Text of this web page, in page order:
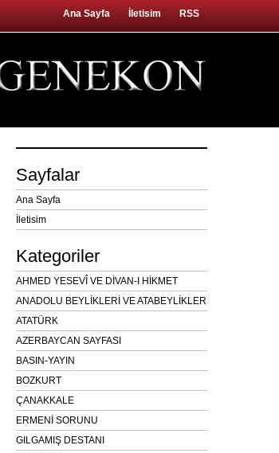
Ana Sayfa İletisim RSS
Sayfalar
Ana Sayfa
İletisim
Kategoriler
AHMED YESEVÎ VE DİVAN-I HİKMET
ANADOLU BEYLİKLERİ VE ATABEYLİKLER
ATATÜRK
AZERBAYCAN SAYFASI
BASIN-YAYIN
BOZKURT
ÇANAKKALE
ERMENİ SORUNU
GILGAMIŞ DESTANI